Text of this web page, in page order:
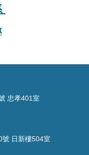
忠孝401室
日新樓504室